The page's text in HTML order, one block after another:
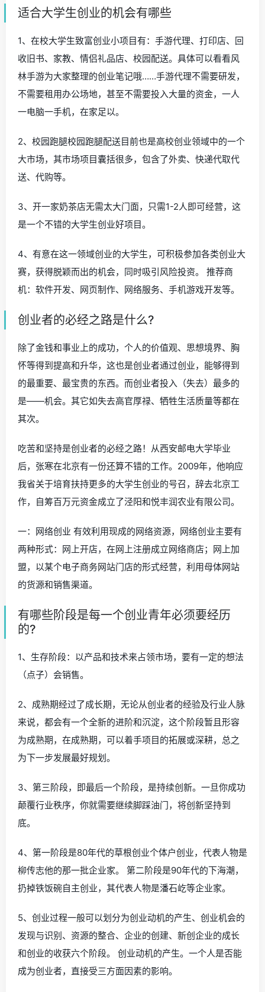
适合大学生创业的机会有哪些
1、在校大学生致富创业小项目有：手游代理、打印店、回
收旧书、家教、情侣礼品店、校园配送。具体可以看看风
林手游为大家整理的创业笔记哦……手游代理不需要研发，
不需要租用办公场地，甚至不需要投入大量的资金，一人
一电脑一手机，在家足以。
2、校园跑腿校园跑腿配送目前也是高校创业领域中的一个
大市场，其市场项目囊括很多，包含了外卖、快递代取代
送、代购等。
3、开一家奶茶店无需太大门面，只需1-2人即可经营，这
是一个不错的大学生创业好项目。
4、有意在这一领域创业的大学生，可积极参加各类创业大
赛，获得脱颖而出的机会，同时吸引风险投资。 推荐商
机：软件开发、网页制作、网络服务、手机游戏开发等。
创业者的必经之路是什么?
除了金钱和事业上的成功，个人的价值观、思想境界、胸
怀等得到提高和升华，这也是创业者通过创业，能够得到
的最重要、最宝贵的东西。而创业者投入（失去）最多的
是——机会。其它如失去高官厚禄、牺牲生活质量等都在
其次。
吃苦和坚持是创业者的必经之路！从西安邮电大学毕业
后，张寒在北京有一份还算不错的工作。2009年，他响应
我省关于培育扶持更多的大学生创业的号召，辞去北京工
作，自筹百万元资金成立了泾阳和悦丰润农业有限公司。
一：网络创业 有效利用现成的网络资源，网络创业主要有
两种形式：网上开店，在网上注册成立网络商店；网上加
盟，以某个电子商务网站门店的形式经营，利用母体网站
的货源和销售渠道。
有哪些阶段是每一个创业青年必须要经历
的?
1、生存阶段：以产品和技术来占领市场，要有一定的想法
（点子）会销售。
2、成熟期经过了成长期，无论从创业者的经验及行业人脉
来说，都会有一个全新的进阶和沉淀，这个阶段暂且形容
为成熟期，在成熟期，可以着手项目的拓展或深耕，总之
为下一步发展最好规划。
3、第三阶段，即最后一个阶段，是持续创新。一旦你成功
颠覆行业秩序，你就需要继续脚踩油门，将创新坚持到
底。
4、第一阶段是80年代的草根创业个体户创业，代表人物是
柳传志他的那一批企业家。 第二阶段是90年代的下海潮，
扔掉铁饭碗自主创业，其代表人物是潘石屹等企业家。
5、创业过程一般可以划分为创业动机的产生、创业机会的
发现与识别、资源的整合、企业的创建、新创企业的成长
和创业的收获六个阶段。 创业动机的产生。一个人是否能
成为创业者，直接受三方面因素的影响。